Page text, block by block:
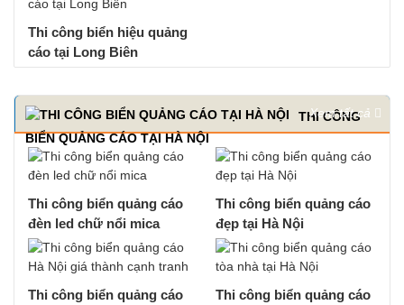
Thi công biển hiệu quảng
cáo tại Long Biên
THI CÔNG
BIỂN QUẢNG CÁO TẠI HÀ NỘI
Xem tất cả
Thi công biển quảng cáo
đèn led chữ nổi mica
Thi công biển quảng cáo
đẹp tại Hà Nội
Thi công biển quảng cáo
Thi công biển quảng cáo